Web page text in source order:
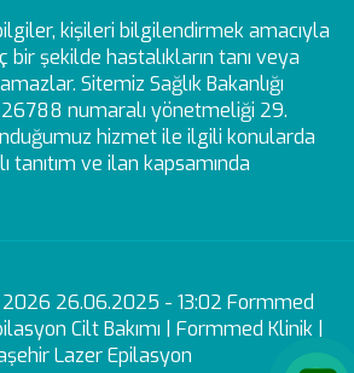
kişileri bilgilendirmek amacıyla
bir şekilde hastalıkların tanı veya
Sitemiz Sağlık Bakanlığı
numaralı yönetmeliği 29.
hizmet ile ilgili konularda
tanıtım ve ilan kapsamında
26.06.2025 - 13:02 Formmed
Cilt Bakımı | Formmed Klinik |
Lazer Epilasyon